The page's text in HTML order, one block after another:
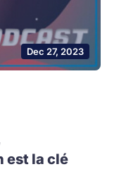
Dec 27, 2023
est la clé